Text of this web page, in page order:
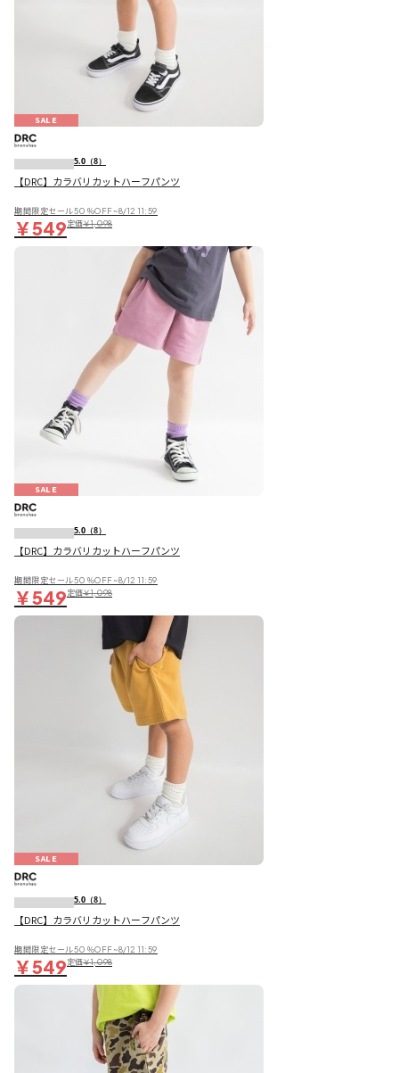
SALE
5.0 （8）
【DRC】カラバリカットハーフパンツ
期間限定セール50％OFF~8/12 11:59
￥549定価￥1,098
SALE
5.0 （8）
【DRC】カラバリカットハーフパンツ
期間限定セール50％OFF~8/12 11:59
￥549定価￥1,098
SALE
5.0 （8）
【DRC】カラバリカットハーフパンツ
期間限定セール50％OFF~8/12 11:59
￥549定価￥1,098